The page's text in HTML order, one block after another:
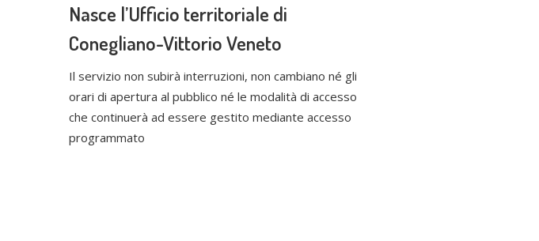
Nasce l’Ufficio territoriale di
Conegliano-Vittorio Veneto
Il servizio non subirà interruzioni, non cambiano né gli
orari di apertura al pubblico né le modalità di accesso
che continuerà ad essere gestito mediante accesso
programmato